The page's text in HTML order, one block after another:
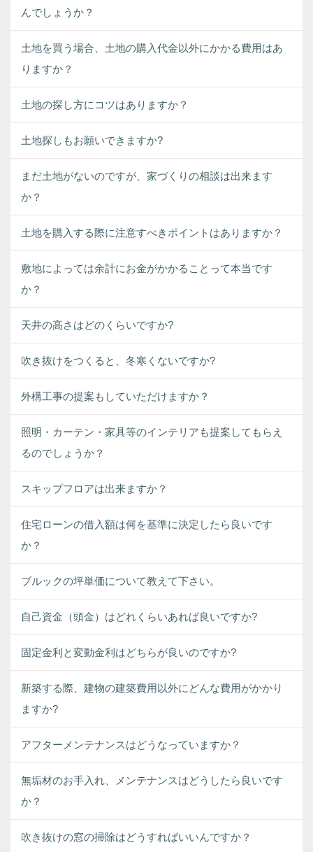
んでしょうか？
土地を買う場合、土地の購入代金以外にかかる費用はあ
りますか？
土地の探し方にコツはありますか？
土地探しもお願いできますか?
まだ土地がないのですが、家づくりの相談は出来ます
か？
土地を購入する際に注意すべきポイントはありますか？
敷地によっては余計にお金がかかることって本当です
か？
天井の高さはどのくらいですか?
吹き抜けをつくると、冬寒くないですか?
外構工事の提案もしていただけますか？
照明・カーテン・家具等のインテリアも提案してもらえ
るのでしょうか？
スキップフロアは出来ますか？
住宅ローンの借入額は何を基準に決定したら良いです
か？
ブルックの坪単価について教えて下さい。
自己資金（頭金）はどれくらいあれば良いですか?
固定金利と変動金利はどちらが良いのですか?
新築する際、建物の建築費用以外にどんな費用がかかり
ますか?
アフターメンテナンスはどうなっていますか？
無垢材のお手入れ、メンテナンスはどうしたら良いです
か？
吹き抜けの窓の掃除はどうすればいいんですか？